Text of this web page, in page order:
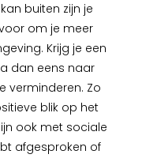
buiten zijn je
om je meer
Krijg je een
dan eens naar
verminderen. Zo
blik op het
ook met sociale
afgesproken of